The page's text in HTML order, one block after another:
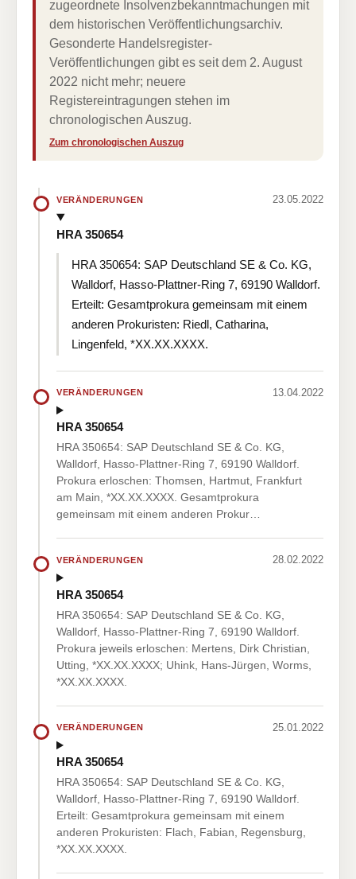
zugeordnete Insolvenzbekanntmachungen mit
dem historischen Veröffentlichungsarchiv.
Gesonderte Handelsregister-
Veröffentlichungen gibt es seit dem 2. August
2022 nicht mehr; neuere
Registereintragungen stehen im
chronologischen Auszug.
Zum chronologischen Auszug
VERÄNDERUNGEN 23.05.2022
HRA 350654
HRA 350654: SAP Deutschland SE & Co. KG,
Walldorf, Hasso-Plattner-Ring 7, 69190 Walldorf.
Erteilt: Gesamtprokura gemeinsam mit einem
anderen Prokuristen: Riedl, Catharina,
Lingenfeld, *XX.XX.XXXX.
VERÄNDERUNGEN 13.04.2022
HRA 350654
HRA 350654: SAP Deutschland SE & Co. KG,
Walldorf, Hasso-Plattner-Ring 7, 69190 Walldorf.
Prokura erloschen: Thomsen, Hartmut, Frankfurt
am Main, *XX.XX.XXXX. Gesamtprokura
gemeinsam mit einem anderen Prokur…
VERÄNDERUNGEN 28.02.2022
HRA 350654
HRA 350654: SAP Deutschland SE & Co. KG,
Walldorf, Hasso-Plattner-Ring 7, 69190 Walldorf.
Prokura jeweils erloschen: Mertens, Dirk Christian,
Utting, *XX.XX.XXXX; Uhink, Hans-Jürgen, Worms,
*XX.XX.XXXX.
VERÄNDERUNGEN 25.01.2022
HRA 350654
HRA 350654: SAP Deutschland SE & Co. KG,
Walldorf, Hasso-Plattner-Ring 7, 69190 Walldorf.
Erteilt: Gesamtprokura gemeinsam mit einem
anderen Prokuristen: Flach, Fabian, Regensburg,
*XX.XX.XXXX.